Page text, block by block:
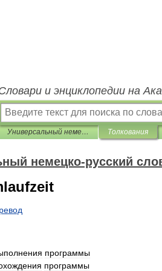
и энциклопедии на
Универсальный немецко-русский словарь Толкования
немецко-русский
программы
программы